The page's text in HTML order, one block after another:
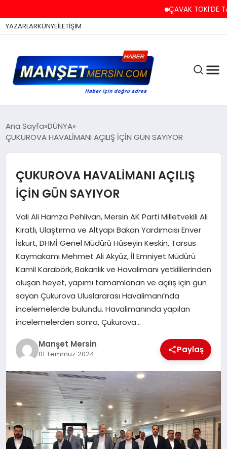
ÇAVAK TOKİ’DE
YAZARLARKÜNYEİLETİŞİM
ASAYİŞ
EKONOMİ
GÜNDEM
KÜLTÜR SANAT
MAGAZİN
SAĞLIK
SİYASET
SPOR
Ana Sayfa DÜNYA
ÇUKUROVA HAVALİMANI AÇILIŞ İÇİN GÜN SAYIYOR
ÇUKUROVA HAVALİMANI AÇILIŞ
İÇİN GÜN SAYIYOR
Vali Ali Hamza Pehlivan, Mersin AK Parti Milletvekili Ali
Kıratlı, Ulaştırma ve Altyapı Bakan Yardımcısı Enver
İskurt, DHMİ Genel Müdürü Hüseyin Keskin, Tarsus
Kaymakamı Mehmet Ali Akyüz, İl Emniyet Müdürü
Kamil Karabörk, Bakanlık ve Havalimanı yetkililerinden
oluşan heyet, yapımı tamamlanan ve açılış için gün
sayan Çukurova Uluslararası Havalimanı’nda
incelemelerde bulundu. Havalimanında yapılan
incelemelerden sonra, Çukurova…
Manşet Mersin
01 Temmuz 2024 Paylaş